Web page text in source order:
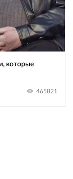
которые
465821